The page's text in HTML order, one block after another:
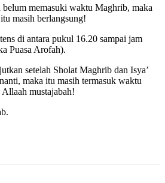
memasuki waktu Maghrib, maka
masih berlangsung!
di antara pukul 16.20 sampai jam
Puasa Arofah).
setelah Sholat Maghrib dan Isya’
maka itu masih termasuk waktu
Allaah mustajabah!